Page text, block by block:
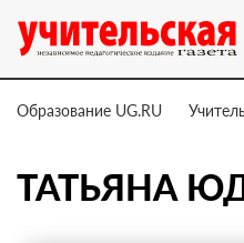
Образование UG.RU
ТАТЬЯНА